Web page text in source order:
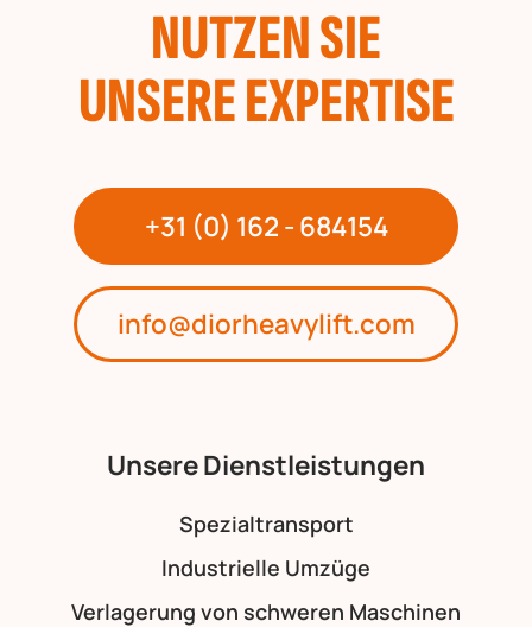
NUTZEN SIE
UNSERE EXPERTISE
+31 (0) 162 - 684154
info@diorheavylift.com
Unsere Dienstleistungen
Spezialtransport
Industrielle Umzüge
Verlagerung von schweren Maschinen